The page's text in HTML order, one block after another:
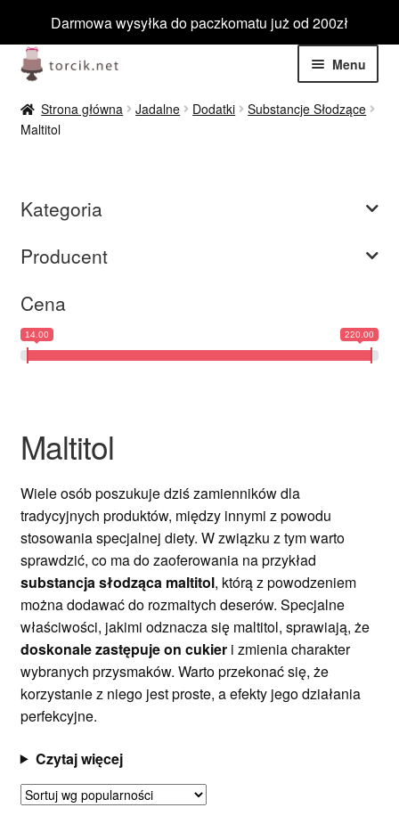
Darmowa wysyłka do paczkomatu już od 200zł
Przejdź
do
nawigacji
Przejdź
do
treści
Menu
Jadalne
Rozwiń
Barwniki spożywcze
Tematyczne
Blog
Wyprzedaż
Ozdoby na tort weselny
Strona główna Jadalne Dodatki
Substancje Słodzące
Maltitol
Maltitol
Wiele osób poszukuje dziś zamienników dla
tradycyjnych produktów, między innymi z powodu
stosowania specjalnej diety. W związku z tym warto
sprawdzić, co ma do zaoferowania na przykład
substancja słodząca maltitol, którą z powodzeniem
można dodawać do rozmaitych deserów. Specjalne
właściwości, jakimi odznacza się maltitol, sprawiają, że
doskonale zastępuje on cukieri zmienia charakter
wybranych przysmaków. Warto przekonać się, że
korzystanie z niego jest proste, a efekty jego działania
perfekcyjne.
Czytaj więcej
Kategoria
Producent
Cena
14.00 220.00